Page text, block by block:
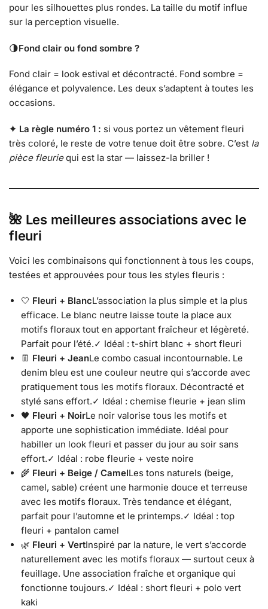
pour les silhouettes plus rondes. La taille du motif influe
sur la perception visuelle.
🌗Fond clair ou fond sombre ?
Fond clair = look estival et décontracté. Fond sombre =
élégance et polyvalence. Les deux s’adaptent à toutes les
occasions.
✦ La règle numéro 1 : si vous portez un vêtement fleuri
très coloré, le reste de votre tenue doit être sobre. C’est la
pièce fleuriequi est la star — laissez-la briller !
🌺 Les meilleures associations avec le
fleuri
Voici les combinaisons qui fonctionnent à tous les coups,
testées et approuvées pour tous les styles fleuris :
🤍 Fleuri + BlancL’association la plus simple et la plus
efficace. Le blanc neutre laisse toute la place aux
motifs floraux tout en apportant fraîcheur et légèreté.
Parfait pour l’été.✓ Idéal : t-shirt blanc + short fleuri
👖 Fleuri + JeanLe combo casual incontournable. Le
denim bleu est une couleur neutre qui s’accorde avec
pratiquement tous les motifs floraux. Décontracté et
stylé sans effort.✓ Idéal : chemise fleurie + jean slim
🖤 Fleuri + NoirLe noir valorise tous les motifs et
apporte une sophistication immédiate. Idéal pour
habiller un look fleuri et passer du jour au soir sans
effort.✓ Idéal : robe fleurie + veste noire
🌾 Fleuri + Beige / CamelLes tons naturels (beige,
camel, sable) créent une harmonie douce et terreuse
avec les motifs floraux. Très tendance et élégant,
parfait pour l’automne et le printemps.✓ Idéal : top
fleuri + pantalon camel
🌿 Fleuri + VertInspiré par la nature, le vert s’accorde
naturellement avec les motifs floraux — surtout ceux à
feuillage. Une association fraîche et organique qui
fonctionne toujours.✓ Idéal : short fleuri + polo vert
kaki